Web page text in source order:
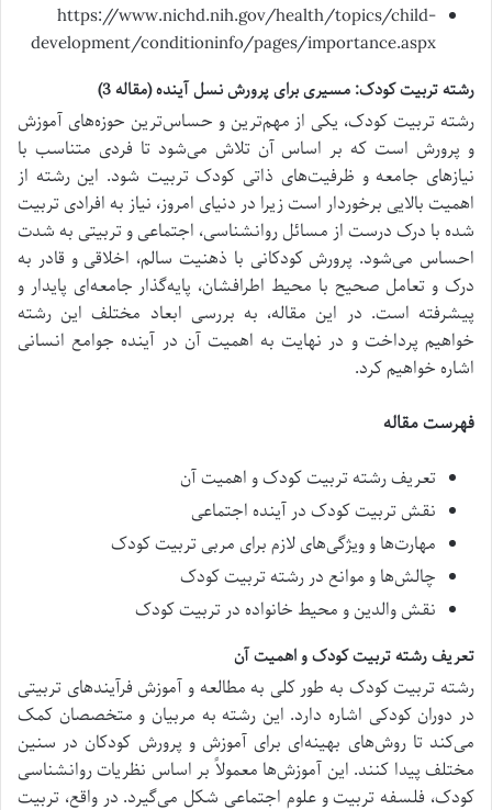
https://www.nichd.nih.gov/health/topics/child-
development/conditioninfo/pages/importance.aspx
رشته تربیت کودک: مسیری برای پرورش نسل آینده (مقاله 3)
رشته تربیت کودک، یکی از مهم‌ترین و حساس‌ترین حوزه‌های آموزش
و پرورش است که بر اساس آن تلاش می‌شود تا فردی متناسب با
نیازهای جامعه و ظرفیت‌های ذاتی کودک تربیت شود. این رشته از
اهمیت بالایی برخوردار است زیرا در دنیای امروز، نیاز به افرادی تربیت
شده با درک درست از مسائل روانشناسی، اجتماعی و تربیتی به شدت
احساس می‌شود. پرورش کودکانی با ذهنیت سالم، اخلاقی و قادر به
درک و تعامل صحیح با محیط اطرافشان، پایه‌گذار جامعه‌ای پایدار و
پیشرفته است. در این مقاله، به بررسی ابعاد مختلف این رشته
خواهیم پرداخت و در نهایت به اهمیت آن در آینده جوامع انسانی
اشاره خواهیم کرد.
فهرست مقاله
تعریف رشته تربیت کودک و اهمیت آن
نقش تربیت کودک در آینده اجتماعی
مهارت‌ها و ویژگی‌های لازم برای مربی تربیت کودک
چالش‌ها و موانع در رشته تربیت کودک
نقش والدین و محیط خانواده در تربیت کودک
تعریف رشته تربیت کودک و اهمیت آن
رشته تربیت کودک به طور کلی به مطالعه و آموزش فرآیندهای تربیتی
در دوران کودکی اشاره دارد. این رشته به مربیان و متخصصان کمک
می‌کند تا روش‌های بهینه‌ای برای آموزش و پرورش کودکان در سنین
مختلف پیدا کنند. این آموزش‌ها معمولاً بر اساس نظریات روانشناسی
کودک، فلسفه تربیت و علوم اجتماعی شکل می‌گیرد. در واقع، تربیت